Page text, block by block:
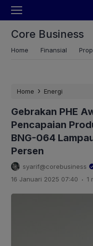
Core Business
Home Finansial
Home › Energi
Gebrakan PHE
Pencapaian
BNG-064
Persen
syarif@corebusiness
16 Januari 2025 07:40 . 1